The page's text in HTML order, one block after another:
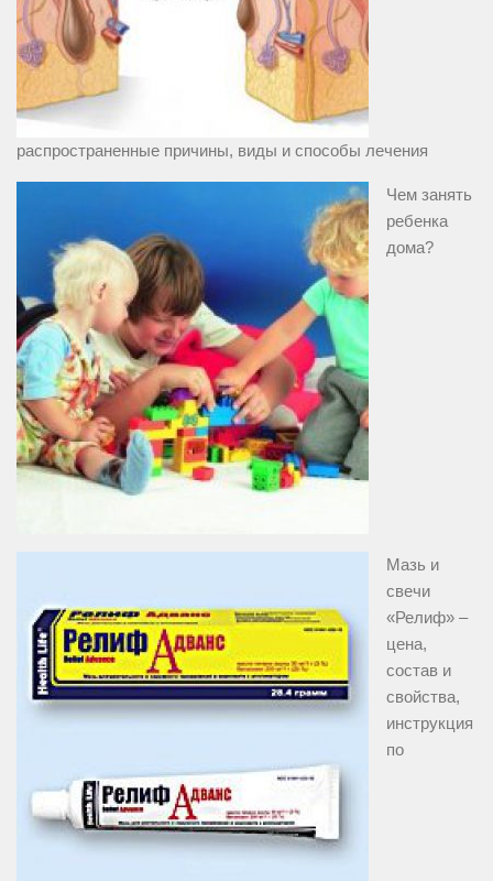
распространенные причины, виды и способы лечения
Чем занять
ребенка
дома?
Мазь и
свечи
«Релиф» –
цена,
состав и
свойства,
инструкция
по